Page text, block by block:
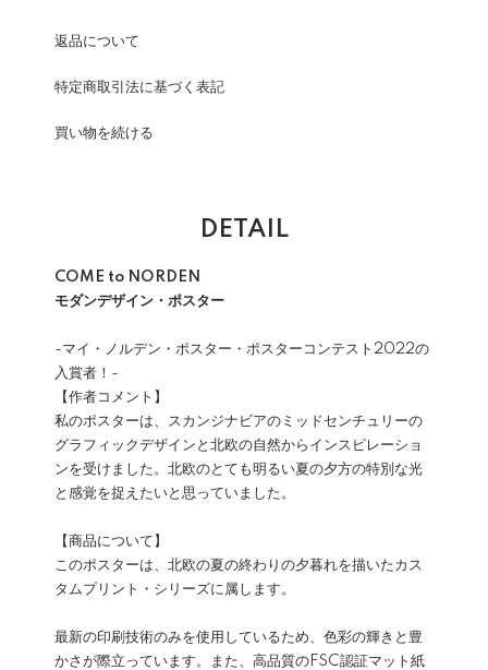
返品について
特定商取引法に基づく表記
買い物を続ける
DETAIL
COME to NORDEN
モダンデザイン・ポスター
-マイ・ノルデン・ポスター・ポスターコンテスト2022の
入賞者！-
【作者コメント】
私のポスターは、スカンジナビアのミッドセンチュリーの
グラフィックデザインと北欧の自然からインスピレーショ
ンを受けました。北欧のとても明るい夏の夕方の特別な光
と感覚を捉えたいと思っていました。
【商品について】
このポスターは、北欧の夏の終わりの夕暮れを描いたカス
タムプリント・シリーズに属します。
最新の印刷技術のみを使用しているため、色彩の輝きと豊
かさが際立っています。また、高品質のFSC認証マット紙